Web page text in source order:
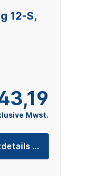
12-S,
Mwst.
Produktdetails